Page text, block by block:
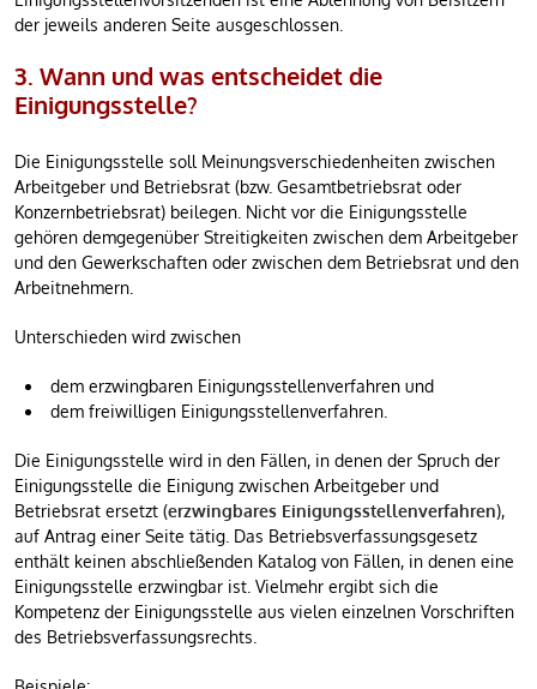
der jeweils anderen Seite ausgeschlossen.
3. Wann und was entscheidet die
Einigungsstelle?
Die Einigungsstelle soll Meinungsverschiedenheiten zwischen
Arbeitgeber und Betriebsrat (bzw. Gesamtbetriebsrat oder
Konzernbetriebsrat) beilegen. Nicht vor die Einigungsstelle
gehören demgegenüber Streitigkeiten zwischen dem Arbeitgeber
und den Gewerkschaften oder zwischen dem Betriebsrat und den
Arbeitnehmern.
Unterschieden wird zwischen
dem erzwingbaren Einigungsstellenverfahren und
dem freiwilligen Einigungsstellenverfahren.
Die Einigungsstelle wird in den Fällen, in denen der Spruch der
Einigungsstelle die Einigung zwischen Arbeitgeber und
Betriebsrat ersetzt (erzwingbares Einigungsstellenverfahren),
auf Antrag einer Seite tätig. Das Betriebsverfassungsgesetz
enthält keinen abschließenden Katalog von Fällen, in denen eine
Einigungsstelle erzwingbar ist. Vielmehr ergibt sich die
Kompetenz der Einigungsstelle aus vielen einzelnen Vorschriften
des Betriebsverfassungsrechts.